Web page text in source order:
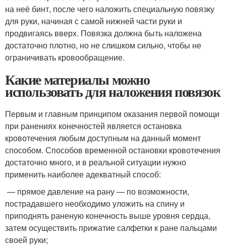
на неё бинт, после чего наложить специальную повязку
для руки, начиная с самой нижней части руки и
продвигаясь вверх. Повязка должна быть наложена
достаточно плотно, но не слишком сильно, чтобы не
ограничивать кровообращение.
Какие материалы можно
использовать для наложения повязок
Первым и главным принципом оказания первой помощи
при ранениях конечностей является остановка
кровотечения любым доступным на данный момент
способом. Способов временной остановки кровотечения
достаточно много, и в реальной ситуации нужно
применить наиболее адекватный способ:
— прямое давление на рану — по возможности,
пострадавшего необходимо уложить на спину и
приподнять раненую конечность выше уровня сердца,
затем осуществить прижатие салфетки к ране пальцами
своей руки;